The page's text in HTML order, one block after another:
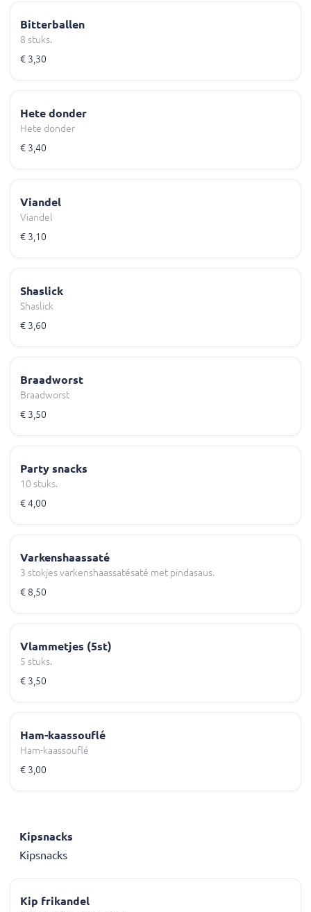
Bitterballen
8 stuks.
€ 3,30
Hete donder
Hete donder
€ 3,40
Viandel
Viandel
€ 3,10
Shaslick
Shaslick
€ 3,60
Braadworst
Braadworst
€ 3,50
Party snacks
10 stuks.
€ 4,00
Varkenshaassaté
3 stokjes varkenshaassatésaté met pindasaus.
€ 8,50
Vlammetjes (5st)
5 stuks.
€ 3,50
Ham-kaassouflé
Ham-kaassouflé
€ 3,00
Kipsnacks
Kipsnacks
Kip frikandel